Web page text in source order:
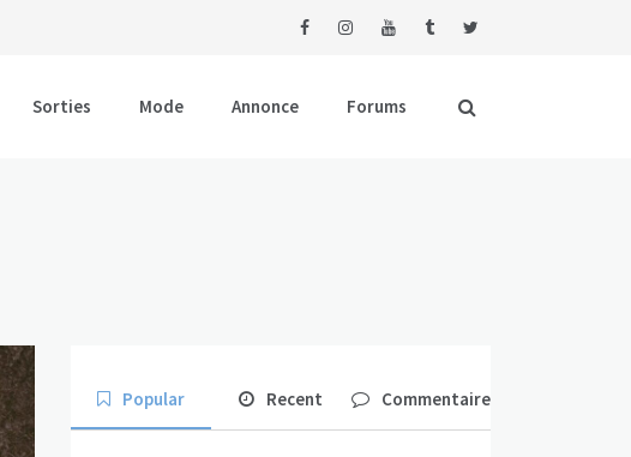
Sorties Mode Annonce Forums
Popular Recent Commentaire